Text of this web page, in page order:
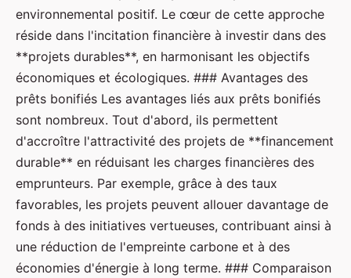
environnemental positif. Le cœur de cette approche
réside dans l'incitation financière à investir dans des
**projets durables**, en harmonisant les objectifs
économiques et écologiques. ### Avantages des
prêts bonifiés Les avantages liés aux prêts bonifiés
sont nombreux. Tout d'abord, ils permettent
d'accroître l'attractivité des projets de **financement
durable** en réduisant les charges financières des
emprunteurs. Par exemple, grâce à des taux
favorables, les projets peuvent allouer davantage de
fonds à des initiatives vertueuses, contribuant ainsi à
une réduction de l'empreinte carbone et à des
économies d'énergie à long terme. ### Comparaison